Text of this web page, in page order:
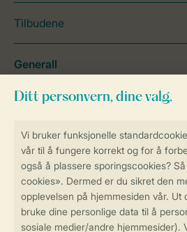
Sikker og rask online booking
Sikker datahåndtering
Tilbudene
Generall
Service
Betalingsmuligheder